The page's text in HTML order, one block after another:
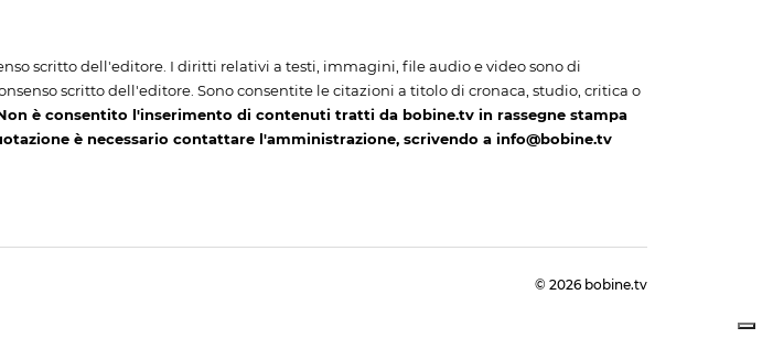
scritto dell'editore. I diritti relativi a testi, immagini, file audio e video sono di
scritto dell'editore. Sono consentite le citazioni a titolo di cronaca, studio, critica o
è consentito l'inserimento di contenuti tratti da bobine.tv in rassegne stampa
è necessario contattare l'amministrazione, scrivendo a info@bobine.tv
© 2026 bobine.tv